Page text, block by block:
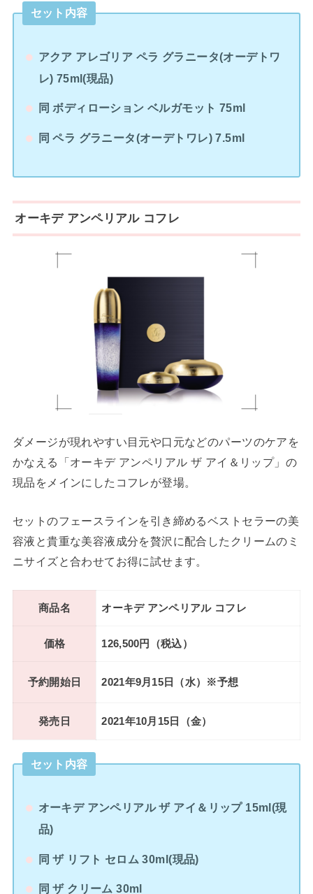
セット内容
アクア アレゴリア ペラ グラニータ(オーデトワ
レ) 75ml(現品)
同 ボディローション ベルガモット 75ml
同 ペラ グラニータ(オーデトワレ) 7.5ml
オーキデ アンペリアル コフレ
ダメージが現れやすい目元や口元などのパーツのケアを
かなえる「オーキデ アンペリアル ザ アイ＆リップ」の
現品をメインにしたコフレが登場。
セットのフェースラインを引き締めるベストセラーの美
容液と貴重な美容液成分を贅沢に配合したクリームのミ
ニサイズと合わせてお得に試せます。
商品名 オーキデ アンペリアル コフレ
価格 126,500円（税込）
予約開始日 2021年9月15日（水）※予想
発売日 2021年10月15日（金）
セット内容
オーキデ アンペリアル ザ アイ＆リップ 15ml(現
品)
同 ザ リフト セロム 30ml(現品)
同 ザ クリーム 30ml